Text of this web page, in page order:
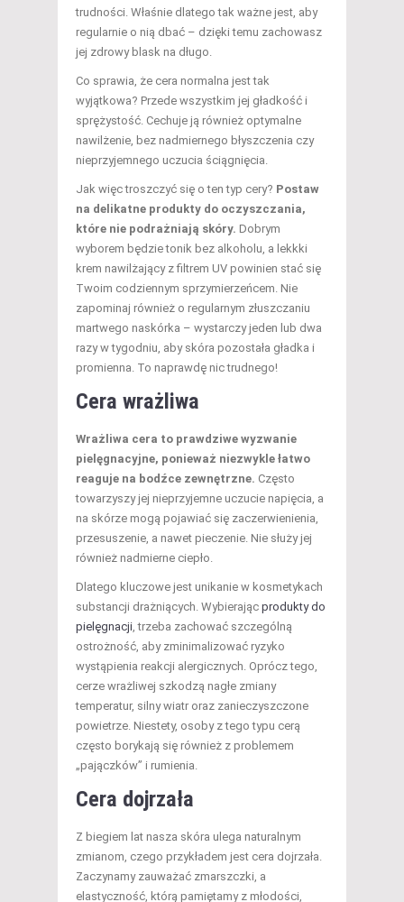
trudności. Właśnie dlatego tak ważne jest, aby
regularnie o nią dbać – dzięki temu zachowasz
jej zdrowy blask na długo.
Co sprawia, że cera normalna jest tak
wyjątkowa? Przede wszystkim jej gładkość i
sprężystość. Cechuje ją również optymalne
nawilżenie, bez nadmiernego błyszczenia czy
nieprzyjemnego uczucia ściągnięcia.
Jak więc troszczyć się o ten typ cery? Postaw
na delikatne produkty do oczyszczania,
które nie podrażniają skóry. Dobrym
wyborem będzie tonik bez alkoholu, a lekkki
krem nawilżający z filtrem UV powinien stać się
Twoim codziennym sprzymierzeńcem. Nie
zapominaj również o regularnym złuszczaniu
martwego naskórka – wystarczy jeden lub dwa
razy w tygodniu, aby skóra pozostała gładka i
promienna. To naprawdę nic trudnego!
Cera wrażliwa
Wrażliwa cera to prawdziwe wyzwanie
pielęgnacyjne, ponieważ niezwykle łatwo
reaguje na bodźce zewnętrzne. Często
towarzyszy jej nieprzyjemne uczucie napięcia, a
na skórze mogą pojawiać się zaczerwienienia,
przesuszenie, a nawet pieczenie. Nie służy jej
również nadmierne ciepło.
Dlatego kluczowe jest unikanie w kosmetykach
substancji drażniących. Wybierając produkty do
pielęgnacji , trzeba zachować szczególną
ostrożność, aby zminimalizować ryzyko
wystąpienia reakcji alergicznych. Oprócz tego,
cerze wrażliwej szkodzą nagłe zmiany
temperatur, silny wiatr oraz zanieczyszczone
powietrze. Niestety, osoby z tego typu cerą
często borykają się również z problemem
„pajączków” i rumienia.
Cera dojrzała
Z biegiem lat nasza skóra ulega naturalnym
zmianom, czego przykładem jest cera dojrzała.
Zaczynamy zauważać zmarszczki, a
elastyczność, którą pamiętamy z młodości,